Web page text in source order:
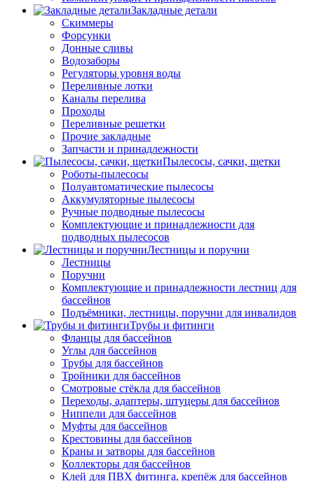
Закладные детали
Скиммеры
Форсунки
Донные сливы
Водозаборы
Регуляторы уровня воды
Переливные лотки
Каналы перелива
Проходы
Переливные решетки
Прочие закладные
Запчасти и принадлежности
Пылесосы, сачки, щетки
Роботы-пылесосы
Полуавтоматические пылесосы
Аккумуляторные пылесосы
Ручные подводные пылесосы
Комплектующие и принадлежности для
подводных пылесосов
Лестницы и поручни
Лестницы
Поручни
Комплектующие и принадлежности лестниц для
бассейнов
Подъёмники, лестницы, поручни для инвалидов
Трубы и фитинги
Фланцы для бассейнов
Углы для бассейнов
Трубы для бассейнов
Тройники для бассейнов
Смотровые стёкла для бассейнов
Переходы, адаптеры, штуцеры для бассейнов
Ниппели для бассейнов
Муфты для бассейнов
Крестовины для бассейнов
Краны и затворы для бассейнов
Коллекторы для бассейнов
Клей для ПВХ фитинга, крепёж для бассейнов